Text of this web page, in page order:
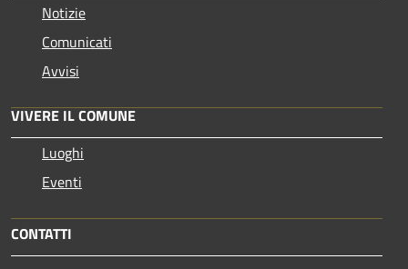
Notizie
Comunicati
Avvisi
VIVERE IL COMUNE
Luoghi
Eventi
CONTATTI